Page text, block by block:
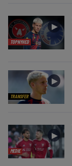
TOPNYHED
►
TRANSFER
►
MEDIE
►